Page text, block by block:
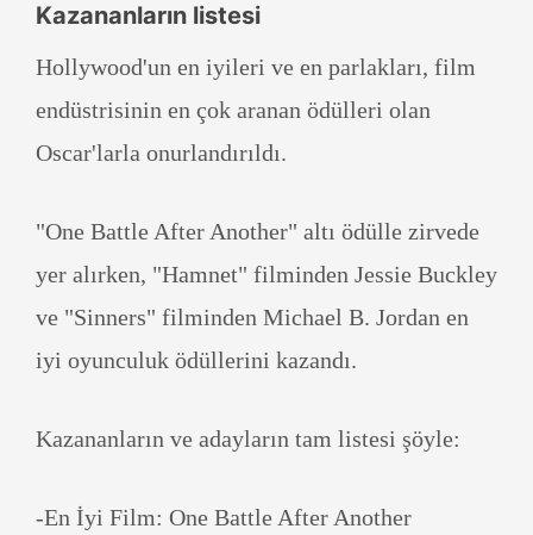
Kazananların listesi
Hollywood'un en iyileri ve en parlakları, film
endüstrisinin en çok aranan ödülleri olan
Oscar'larla onurlandırıldı.
"One Battle After Another" altı ödülle zirvede
yer alırken, "Hamnet" filminden Jessie Buckley
ve "Sinners" filminden Michael B. Jordan en
iyi oyunculuk ödüllerini kazandı.
Kazananların ve adayların tam listesi şöyle:
-En İyi Film: One Battle After Another